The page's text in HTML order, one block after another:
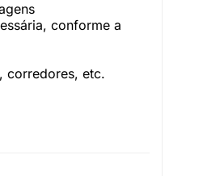
conforme a
corredores, etc.